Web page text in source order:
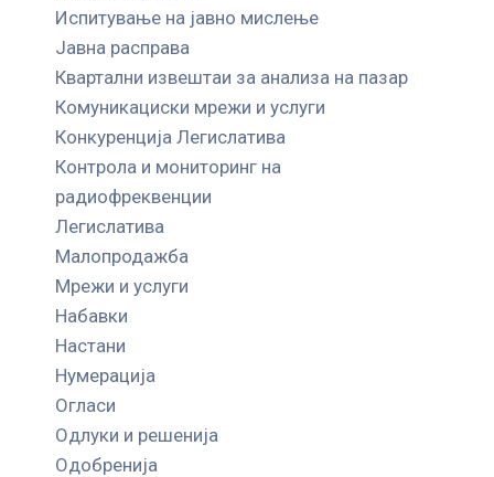
Испитување на јавно мислење
Јавна расправа
Квартални извештаи за анализа на пазар
Комуникациски мрежи и услуги
Конкуренција Легислатива
Контрола и мониторинг на
радиофреквенции
Легислатива
Малопродажба
Мрежи и услуги
Набавки
Настани
Нумерација
Огласи
Одлуки и решенија
Одобренија